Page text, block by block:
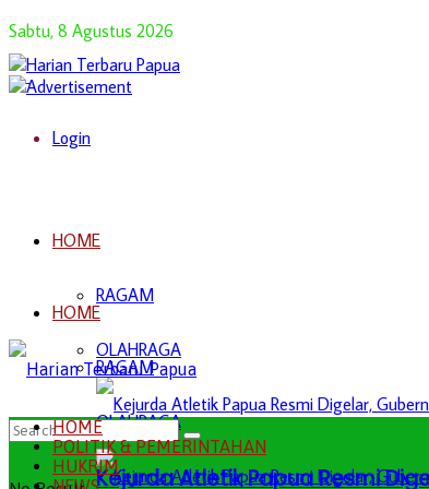
Sabtu, 8 Agustus 2026
Login
HOME
RAGAM
OLAHRAGA
Kejurda Atletik Papua Resmi
HOME
RAGAM
OLAHRAGA
HOME
POLITIK & PEMERINTAHAN
HUKRIM